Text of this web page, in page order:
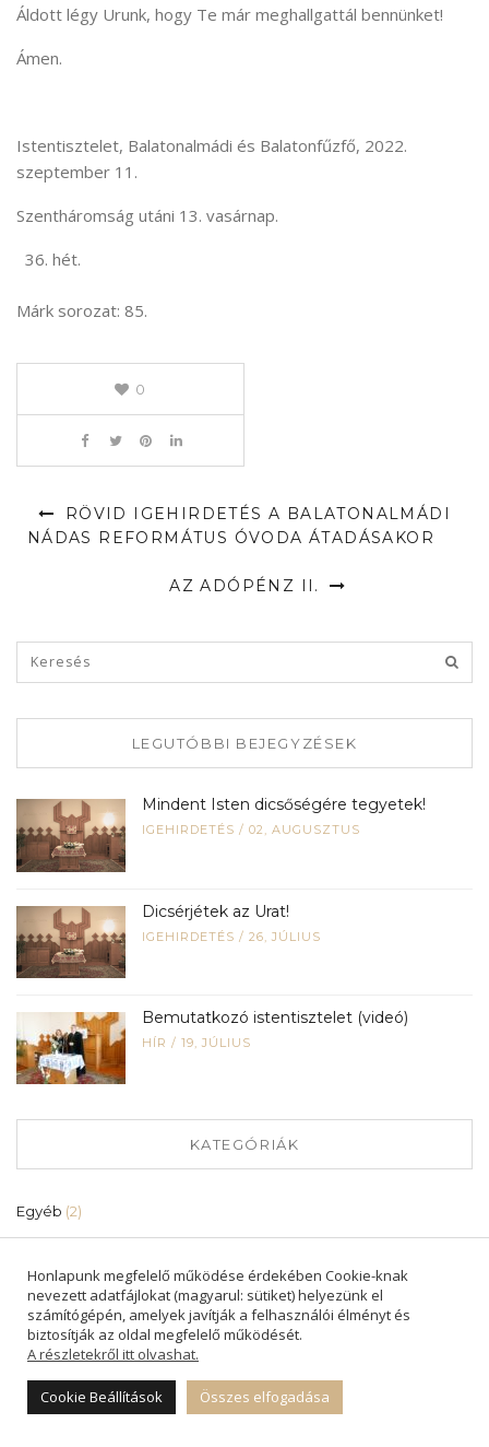
Áldott légy Urunk, hogy Te már meghallgattál bennünket!
Ámen.
Istentisztelet, Balatonalmádi és Balatonfűzfő, 2022.
szeptember 11.
Szentháromság utáni 13. vasárnap.
hét.
Márk sorozat: 85.
0
RÖVID IGEHIRDETÉS A BALATONALMÁDI
NÁDAS REFORMÁTUS ÓVODA ÁTADÁSAKOR
AZ ADÓPÉNZ II.
LEGUTÓBBI BEJEGYZÉSEK
Mindent Isten dicsőségére tegyetek!
IGEHIRDETÉS / 02, AUGUSZTUS
Dicsérjétek az Urat!
IGEHIRDETÉS / 26, JÚLIUS
Bemutatkozó istentisztelet (videó)
HÍR / 19, JÚLIUS
KATEGÓRIÁK
Egyéb (2)
Esemény (12)
Gyülekezeti hirdetés(27)
Gyülekezeti hírlevél(26)
Honlapunk megfelelő működése érdekében Cookie-knak
nevezett adatfájlokat (magyarul: sütiket) helyezünk el
számítógépén, amelyek javítják a felhasználói élményt és
biztosítják az oldal megfelelő működését.
A részletekről itt olvashat.
Cookie Beállítások Összes elfogadása